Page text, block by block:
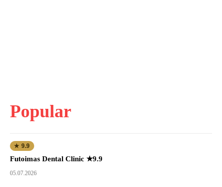
Popular
★ 9.9
Futoimas Dental Clinic ★9.9
05.07.2026